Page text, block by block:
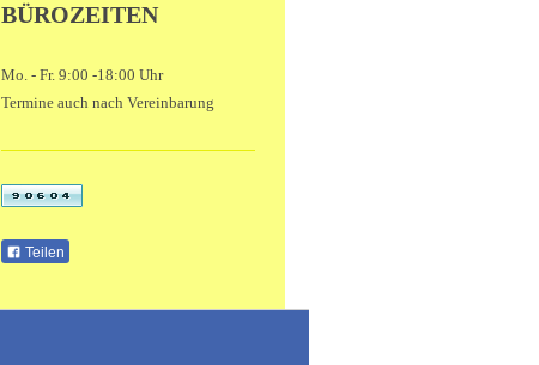
BÜROZEITEN
Mo. - Fr. 9:00 -18:00 Uhr
Termine auch nach Vereinbarung
Teilen